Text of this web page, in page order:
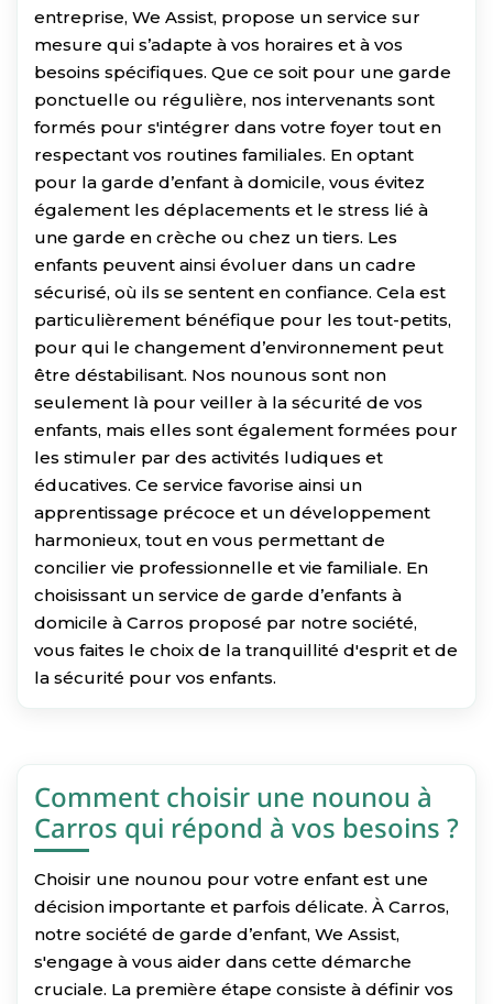
entreprise, We Assist, propose un service sur
mesure qui s’adapte à vos horaires et à vos
besoins spécifiques. Que ce soit pour une garde
ponctuelle ou régulière, nos intervenants sont
formés pour s'intégrer dans votre foyer tout en
respectant vos routines familiales. En optant
pour la garde d’enfant à domicile, vous évitez
également les déplacements et le stress lié à
une garde en crèche ou chez un tiers. Les
enfants peuvent ainsi évoluer dans un cadre
sécurisé, où ils se sentent en confiance. Cela est
particulièrement bénéfique pour les tout-petits,
pour qui le changement d’environnement peut
être déstabilisant. Nos nounous sont non
seulement là pour veiller à la sécurité de vos
enfants, mais elles sont également formées pour
les stimuler par des activités ludiques et
éducatives. Ce service favorise ainsi un
apprentissage précoce et un développement
harmonieux, tout en vous permettant de
concilier vie professionnelle et vie familiale. En
choisissant un service de garde d’enfants à
domicile à Carros proposé par notre société,
vous faites le choix de la tranquillité d'esprit et de
la sécurité pour vos enfants.
Comment choisir une nounou à
Carros qui répond à vos besoins ?
Choisir une nounou pour votre enfant est une
décision importante et parfois délicate. À Carros,
notre société de garde d’enfant, We Assist,
s'engage à vous aider dans cette démarche
cruciale. La première étape consiste à définir vos